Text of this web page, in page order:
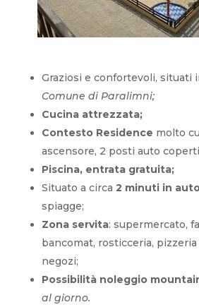
Graziosi e confortevoli, situati
Comune di Paralimni;
Cucina attrezzata;
Contesto Residence molto
ascensore, 2 posti auto
Piscina, entrata gratuita;
Situato a circa 2 minuti in
spiagge;
Zona servita: supermercato,
bancomat, rosticceria, pizzeria
negozi;
Possibilità noleggio
al giorno.